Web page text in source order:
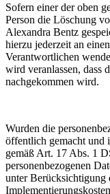
Sofern einer der oben
Person die Löschung
Alexandra Bentz
hierzu jederzeit an
Verantwortlichen
wird veranlassen, dass
nachgekommen wird.
Wurden die
öffentlich gemacht und
gemäß Art. 17 Abs. 1
personenbezogenen
unter Berücksichtigung